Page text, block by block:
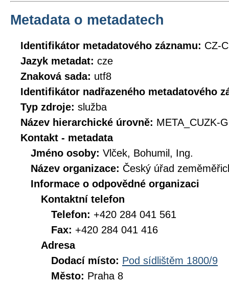
Metadata o metadatech
Identifikátor metadatového záznamu: CZ-
Jazyk metadat: cze
Znaková sada: utf8
Identifikátor nadřazeného metadatového
Typ zdroje: služba
Název hierarchické úrovně: META_CUZK-
Kontakt - metadata
Jméno osoby: Vlček, Bohumil, Ing.
Název organizace: Český úřad
Informace o odpovědné organizaci
Kontaktní telefon
Telefon: +420 284 041 561
Fax: +420 284 041 416
Adresa
Dodací místo: Pod sídlištěm 1800/9
Město: Praha 8